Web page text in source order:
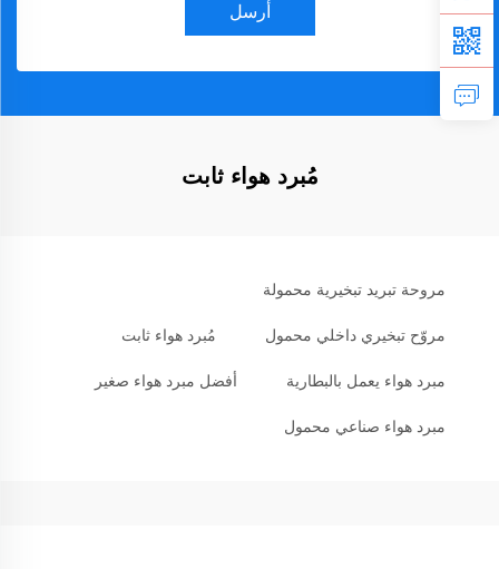
أرسل
مُبرد هواء ثابت
مروحة تبريد تبخيرية محمولة
مروّح تبخيري داخلي محمول مُبرد هواء ثابت
مبرد هواء يعمل بالبطارية أفضل مبرد هواء صغير
مبرد هواء صناعي محمول